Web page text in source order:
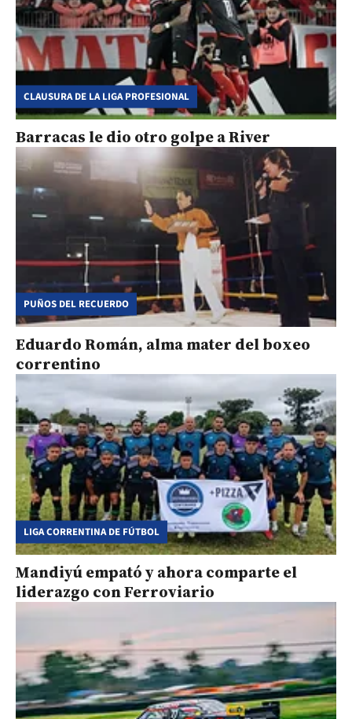
CLAUSURA DE LA LIGA PROFESIONAL
Barracas le dio otro golpe a River
PUÑOS DEL RECUERDO
Eduardo Román, alma mater del boxeo
correntino
LIGA CORRENTINA DE FÚTBOL
Mandiyú empató y ahora comparte el
liderazgo con Ferroviario